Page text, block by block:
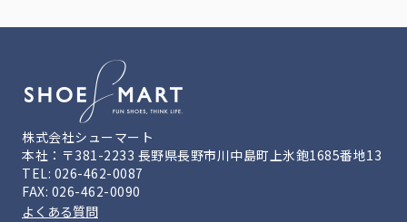
株式会社シューマート
本社：〒381-2233 長野県長野市川中島町上氷鉋1685番地13
TEL: 026-462-0087
FAX: 026-462-0090
よくある質問